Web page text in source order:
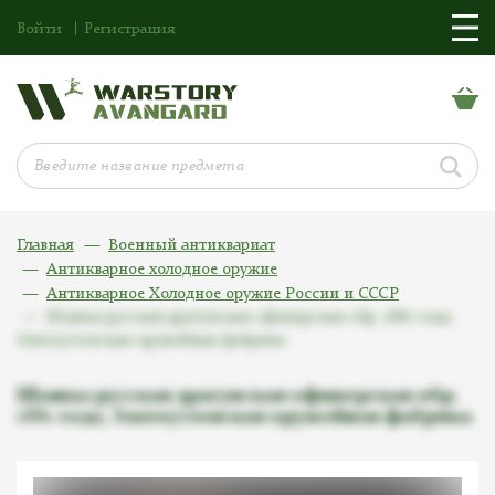
Войти Регистрация
Главная
Военный антиквариат
Антикварное холодное оружие
Антикварное Холодное оружие России и СССР
Шашка русская драгунская офицерская обр.
1881 года, Златоустовская оружейная фабрика